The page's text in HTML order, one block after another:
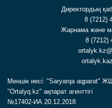
Директордың
8 (7212)
Жарнама және
8 (7212)
Меншік иесі: "Saryarqa aqparat"
"Ortalyq.kz" ақпарат агенттігі
№17402-ИА 20.12.2018